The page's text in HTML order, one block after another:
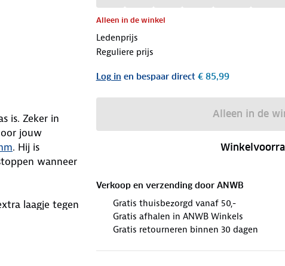
Alleen in de winkel
Ledenprijs
Reguliere prijs
Log in en bespaar direct€ 85,99
Alleen in de
Verkoop en verzending door ANWB
Gratis thuisbezorgd vanaf 50,-
Gratis afhalen in ANWB Winkels
Gratis retourneren binnen 30 dagen
is. Zeker in
jouw
. Hij is
wanneer
laagje tegen
aan je